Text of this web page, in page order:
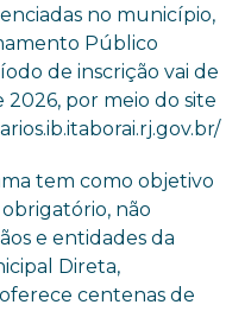
no município,
Público
de inscrição vai de
por meio do site
tem como objetivo
não
e entidades da
Direta,
centenas de